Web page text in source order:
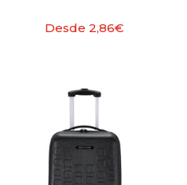
Desde2,86€